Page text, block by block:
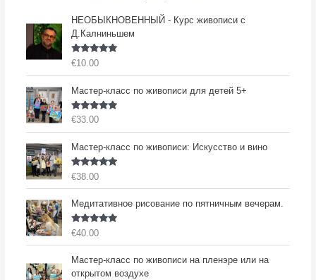
НЕОБЫКНОВЕННЫЙ - Курс живописи с
Д.Калниньшем
Оценка
€10.00
Мастер-класс по живописи для детей 5+
Оценка
€33.00
Мастер-класс по живописи: Искусство и вино
Оценка
из 5
€38.00
Медитативное рисование по пятничным вечерам.
Оценка
€40.00
Мастер-класс по живописи на пленэре или на
открытом воздухе